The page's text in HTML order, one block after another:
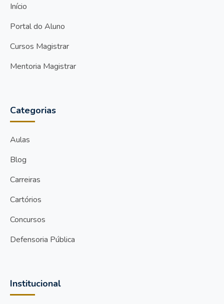
Início
Portal do Aluno
Cursos Magistrar
Mentoria Magistrar
Categorias
Aulas
Blog
Carreiras
Cartórios
Concursos
Defensoria Pública
Institucional